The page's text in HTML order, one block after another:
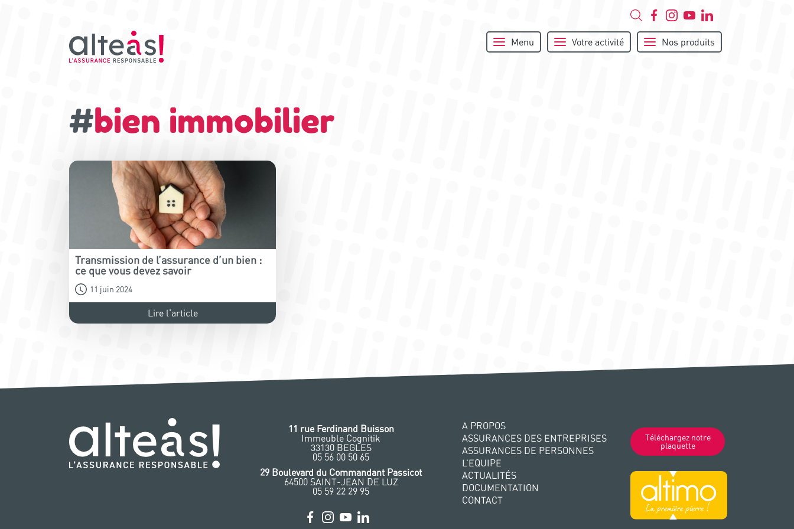
Menu Votre activité Nos produits
#bien immobilier
Transmission de l’assurance d’un bien :
ce que vous devez savoir
11 juin 2024
Lire l'article
11 rue Ferdinand Buisson
Immeuble Cognitik
33130 BEGLES
‭05 56 00 50 65
‭29 Boulevard du Commandant Passicot
64500 SAINT-JEAN DE LUZ
05 59 22 29 95
A PROPOS
ASSURANCES DES ENTREPRISES
ASSURANCES DE PERSONNES
L’EQUIPE
ACTUALITÉS
DOCUMENTATION
CONTACT
Téléchargez notre
plaquette